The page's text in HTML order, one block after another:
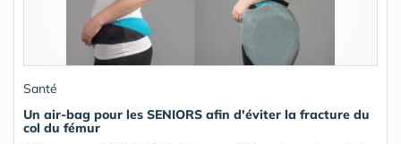
Santé
Un air-bag pour les SENIORS afin d'éviter la fracture du
col du fémur